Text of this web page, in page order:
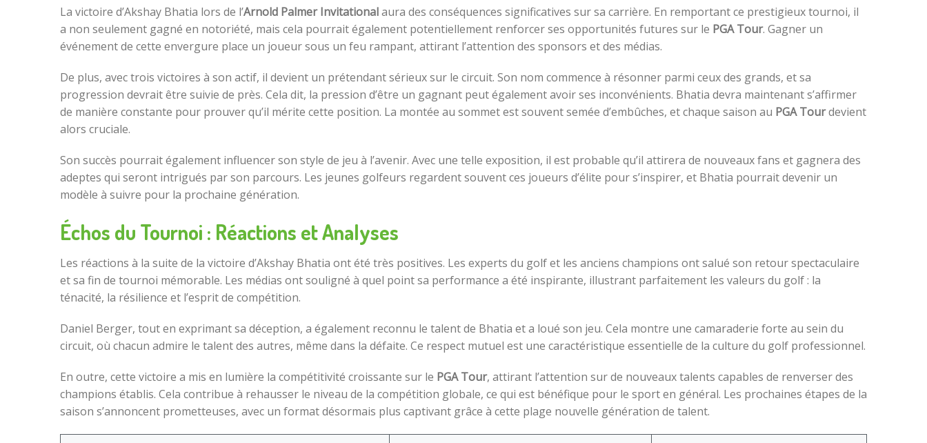
La victoire d’Akshay Bhatia lors de l’Arnold Palmer Invitationalaura des conséquences significatives sur sa carrière. En remportant ce prestigieux tournoi, il
a non seulement gagné en notoriété, mais cela pourrait également potentiellement renforcer ses opportunités futures sur le PGA Tour. Gagner un
événement de cette envergure place un joueur sous un feu rampant, attirant l’attention des sponsors et des médias.
De plus, avec trois victoires à son actif, il devient un prétendant sérieux sur le circuit. Son nom commence à résonner parmi ceux des grands, et sa
progression devrait être suivie de près. Cela dit, la pression d’être un gagnant peut également avoir ses inconvénients. Bhatia devra maintenant s’affirmer
de manière constante pour prouver qu’il mérite cette position. La montée au sommet est souvent semée d’embûches, et chaque saison au PGA Tourdevient
alors cruciale.
Son succès pourrait également influencer son style de jeu à l’avenir. Avec une telle exposition, il est probable qu’il attirera de nouveaux fans et gagnera des
adeptes qui seront intrigués par son parcours. Les jeunes golfeurs regardent souvent ces joueurs d’élite pour s’inspirer, et Bhatia pourrait devenir un
modèle à suivre pour la prochaine génération.
Échos du Tournoi : Réactions et Analyses
Les réactions à la suite de la victoire d’Akshay Bhatia ont été très positives. Les experts du golf et les anciens champions ont salué son retour spectaculaire
et sa fin de tournoi mémorable. Les médias ont souligné à quel point sa performance a été inspirante, illustrant parfaitement les valeurs du golf : la
ténacité, la résilience et l’esprit de compétition.
Daniel Berger, tout en exprimant sa déception, a également reconnu le talent de Bhatia et a loué son jeu. Cela montre une camaraderie forte au sein du
circuit, où chacun admire le talent des autres, même dans la défaite. Ce respect mutuel est une caractéristique essentielle de la culture du golf professionnel.
En outre, cette victoire a mis en lumière la compétitivité croissante sur le PGA Tour, attirant l’attention sur de nouveaux talents capables de renverser des
champions établis. Cela contribue à rehausser le niveau de la compétition globale, ce qui est bénéfique pour le sport en général. Les prochaines étapes de la
saison s’annoncent prometteuses, avec un format désormais plus captivant grâce à cette plage nouvelle génération de talent.